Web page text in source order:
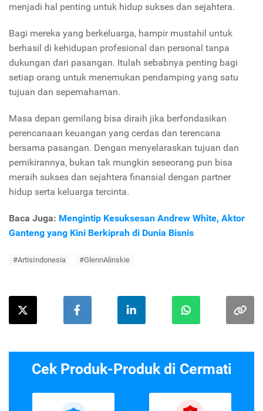
menjadi hal penting untuk hidup sukses dan sejahtera.
Bagi mereka yang berkeluarga, hampir mustahil untuk
berhasil di kehidupan profesional dan personal tanpa
dukungan dari pasangan. Itulah sebabnya penting bagi
setiap orang untuk menemukan pendamping yang satu
tujuan dan sepemahaman.
Masa depan gemilang bisa diraih jika berfondasikan
perencanaan keuangan yang cerdas dan terencana
bersama pasangan. Dengan menyelaraskan tujuan dan
pemikirannya, bukan tak mungkin seseorang pun bisa
meraih sukses dan sejahtera finansial dengan partner
hidup serta keluarga tercinta.
Baca Juga: Mengintip Kesuksesan Andrew White, Aktor
Ganteng yang Kini Berkiprah di Dunia Bisnis
#ArtisIndonesia #GlennAlinskie
Cek Produk-Produk di Cermati